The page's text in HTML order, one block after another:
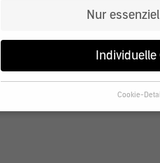
Nur
Individuelle
Cookie-